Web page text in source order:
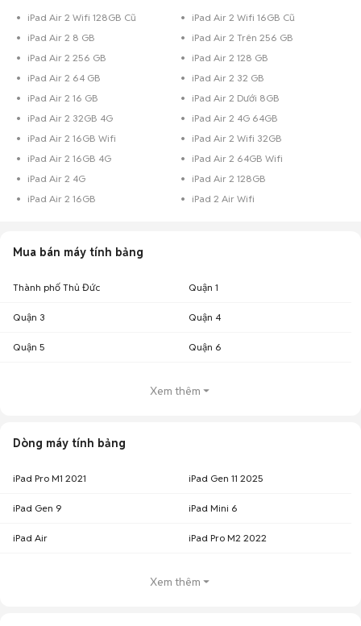
iPad Air 2 Wifi 128GB Cũ
iPad Air 2 Wifi 16GB Cũ
iPad Air 2 8 GB
iPad Air 2 Trên 256 GB
iPad Air 2 256 GB
iPad Air 2 128 GB
iPad Air 2 64 GB
iPad Air 2 32 GB
iPad Air 2 16 GB
iPad Air 2 Dưới 8GB
iPad Air 2 32GB 4G
iPad Air 2 4G 64GB
iPad Air 2 16GB Wifi
iPad Air 2 Wifi 32GB
iPad Air 2 16GB 4G
iPad Air 2 64GB Wifi
iPad Air 2 4G
iPad Air 2 128GB
iPad Air 2 16GB
iPad 2 Air Wifi
Mua bán máy tính bảng
Thành phố Thủ Đức Quận 1
Quận 3 Quận 4
Quận 5 Quận 6
Xem thêm
Dòng máy tính bảng
iPad Pro M1 2021 iPad Gen 11 2025
iPad Gen 9 iPad Mini 6
iPad Air iPad Pro M2 2022
Xem thêm